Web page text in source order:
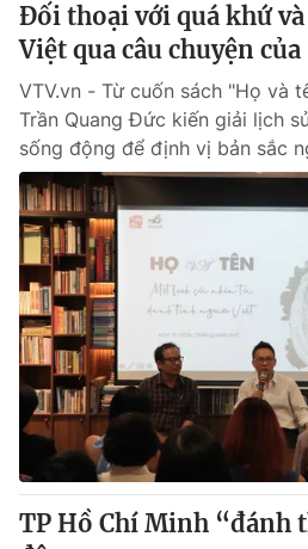
Đối thoại với quá khứ
Việt qua câu chuyện
VTV.vn - Từ cuốn sách "Họ và
Trần Quang Đức kiến giải lịch
sống động để định vị bản sắc
TP Hồ Chí Minh “đánh